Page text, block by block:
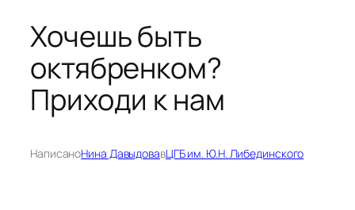
Хочешь быть
октябренком?
Приходи к нам
НаписаноНина ДавыдовавЦГБ им. Ю.Н. Либединского